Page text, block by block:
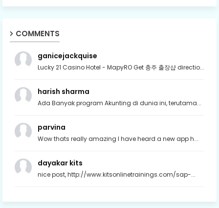
COMMENTS
ganicejackquise
Lucky 21 Casino Hotel - MapyRO Get 충주 출장샵 directio...
harish sharma
Ada Banyak program Akunting di dunia ini, terutama...
parvina
Wow thats really amazing I have heard a new app h...
dayakar kits
nice post, http://www.kitsonlinetrainings.com/sap-...